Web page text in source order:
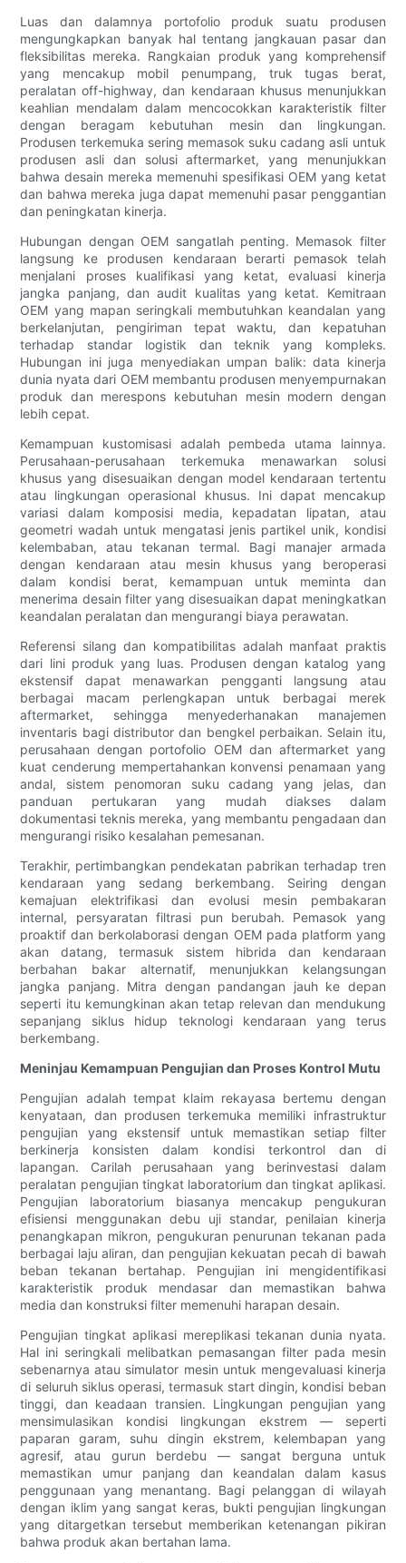
Luas dan dalamnya portofolio produk suatu produsen
mengungkapkan banyak hal tentang jangkauan pasar dan
fleksibilitas mereka. Rangkaian produk yang komprehensif
yang mencakup mobil penumpang, truk tugas berat,
peralatan off-highway, dan kendaraan khusus menunjukkan
keahlian mendalam dalam mencocokkan karakteristik filter
dengan beragam kebutuhan mesin dan lingkungan.
Produsen terkemuka sering memasok suku cadang asli untuk
produsen asli dan solusi aftermarket, yang menunjukkan
bahwa desain mereka memenuhi spesifikasi OEM yang ketat
dan bahwa mereka juga dapat memenuhi pasar penggantian
dan peningkatan kinerja.
Hubungan dengan OEM sangatlah penting. Memasok filter
langsung ke produsen kendaraan berarti pemasok telah
menjalani proses kualifikasi yang ketat, evaluasi kinerja
jangka panjang, dan audit kualitas yang ketat. Kemitraan
OEM yang mapan seringkali membutuhkan keandalan yang
berkelanjutan, pengiriman tepat waktu, dan kepatuhan
terhadap standar logistik dan teknik yang kompleks.
Hubungan ini juga menyediakan umpan balik: data kinerja
dunia nyata dari OEM membantu produsen menyempurnakan
produk dan merespons kebutuhan mesin modern dengan
lebih cepat.
Kemampuan kustomisasi adalah pembeda utama lainnya.
Perusahaan-perusahaan terkemuka menawarkan solusi
khusus yang disesuaikan dengan model kendaraan tertentu
atau lingkungan operasional khusus. Ini dapat mencakup
variasi dalam komposisi media, kepadatan lipatan, atau
geometri wadah untuk mengatasi jenis partikel unik, kondisi
kelembaban, atau tekanan termal. Bagi manajer armada
dengan kendaraan atau mesin khusus yang beroperasi
dalam kondisi berat, kemampuan untuk meminta dan
menerima desain filter yang disesuaikan dapat meningkatkan
keandalan peralatan dan mengurangi biaya perawatan.
Referensi silang dan kompatibilitas adalah manfaat praktis
dari lini produk yang luas. Produsen dengan katalog yang
ekstensif dapat menawarkan pengganti langsung atau
berbagai macam perlengkapan untuk berbagai merek
aftermarket, sehingga menyederhanakan manajemen
inventaris bagi distributor dan bengkel perbaikan. Selain itu,
perusahaan dengan portofolio OEM dan aftermarket yang
kuat cenderung mempertahankan konvensi penamaan yang
andal, sistem penomoran suku cadang yang jelas, dan
panduan pertukaran yang mudah diakses dalam
dokumentasi teknis mereka, yang membantu pengadaan dan
mengurangi risiko kesalahan pemesanan.
Terakhir, pertimbangkan pendekatan pabrikan terhadap tren
kendaraan yang sedang berkembang. Seiring dengan
kemajuan elektrifikasi dan evolusi mesin pembakaran
internal, persyaratan filtrasi pun berubah. Pemasok yang
proaktif dan berkolaborasi dengan OEM pada platform yang
akan datang, termasuk sistem hibrida dan kendaraan
berbahan bakar alternatif, menunjukkan kelangsungan
jangka panjang. Mitra dengan pandangan jauh ke depan
seperti itu kemungkinan akan tetap relevan dan mendukung
sepanjang siklus hidup teknologi kendaraan yang terus
berkembang.
Meninjau Kemampuan Pengujian dan Proses Kontrol Mutu
Pengujian adalah tempat klaim rekayasa bertemu dengan
kenyataan, dan produsen terkemuka memiliki infrastruktur
pengujian yang ekstensif untuk memastikan setiap filter
berkinerja konsisten dalam kondisi terkontrol dan di
lapangan. Carilah perusahaan yang berinvestasi dalam
peralatan pengujian tingkat laboratorium dan tingkat aplikasi.
Pengujian laboratorium biasanya mencakup pengukuran
efisiensi menggunakan debu uji standar, penilaian kinerja
penangkapan mikron, pengukuran penurunan tekanan pada
berbagai laju aliran, dan pengujian kekuatan pecah di bawah
beban tekanan bertahap. Pengujian ini mengidentifikasi
karakteristik produk mendasar dan memastikan bahwa
media dan konstruksi filter memenuhi harapan desain.
Pengujian tingkat aplikasi mereplikasi tekanan dunia nyata.
Hal ini seringkali melibatkan pemasangan filter pada mesin
sebenarnya atau simulator mesin untuk mengevaluasi kinerja
di seluruh siklus operasi, termasuk start dingin, kondisi beban
tinggi, dan keadaan transien. Lingkungan pengujian yang
mensimulasikan kondisi lingkungan ekstrem — seperti
paparan garam, suhu dingin ekstrem, kelembapan yang
agresif, atau gurun berdebu — sangat berguna untuk
memastikan umur panjang dan keandalan dalam kasus
penggunaan yang menantang. Bagi pelanggan di wilayah
dengan iklim yang sangat keras, bukti pengujian lingkungan
yang ditargetkan tersebut memberikan ketenangan pikiran
bahwa produk akan bertahan lama.